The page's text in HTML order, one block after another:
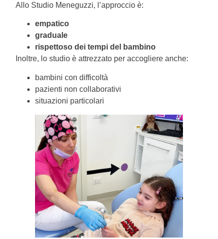
Allo Studio Meneguzzi, l’approccio è:
empatico
graduale
rispettoso dei tempi del bambino
Inoltre, lo studio è attrezzato per accogliere anche:
bambini con difficoltà
pazienti non collaborativi
situazioni particolari